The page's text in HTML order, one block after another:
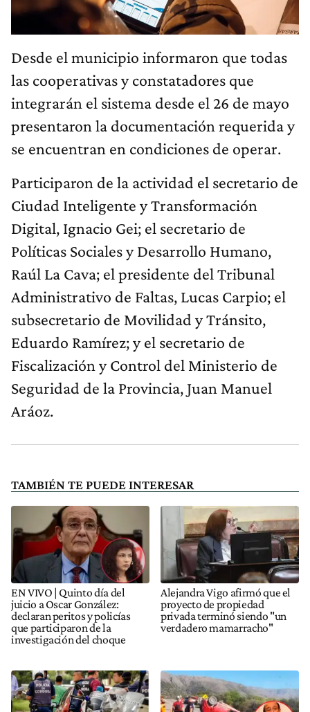
Desde el municipio informaron que todas
las cooperativas y constatadores que
integrarán el sistema desde el 26 de mayo
presentaron la documentación requerida y
se encuentran en condiciones de operar.
Participaron de la actividad el secretario de
Ciudad Inteligente y Transformación
Digital, Ignacio Gei; el secretario de
Políticas Sociales y Desarrollo Humano,
Raúl La Cava; el presidente del Tribunal
Administrativo de Faltas, Lucas Carpio; el
subsecretario de Movilidad y Tránsito,
Eduardo Ramírez; y el secretario de
Fiscalización y Control del Ministerio de
Seguridad de la Provincia, Juan Manuel
Aráoz.
TAMBIÉN TE PUEDE INTERESAR
EN VIVO | Quinto día del
juicio a Oscar González:
declaran peritos y policías
que participaron de la
investigación del choque
Alejandra Vigo afirmó que el
proyecto de propiedad
privada terminó siendo "un
verdadero mamarracho"